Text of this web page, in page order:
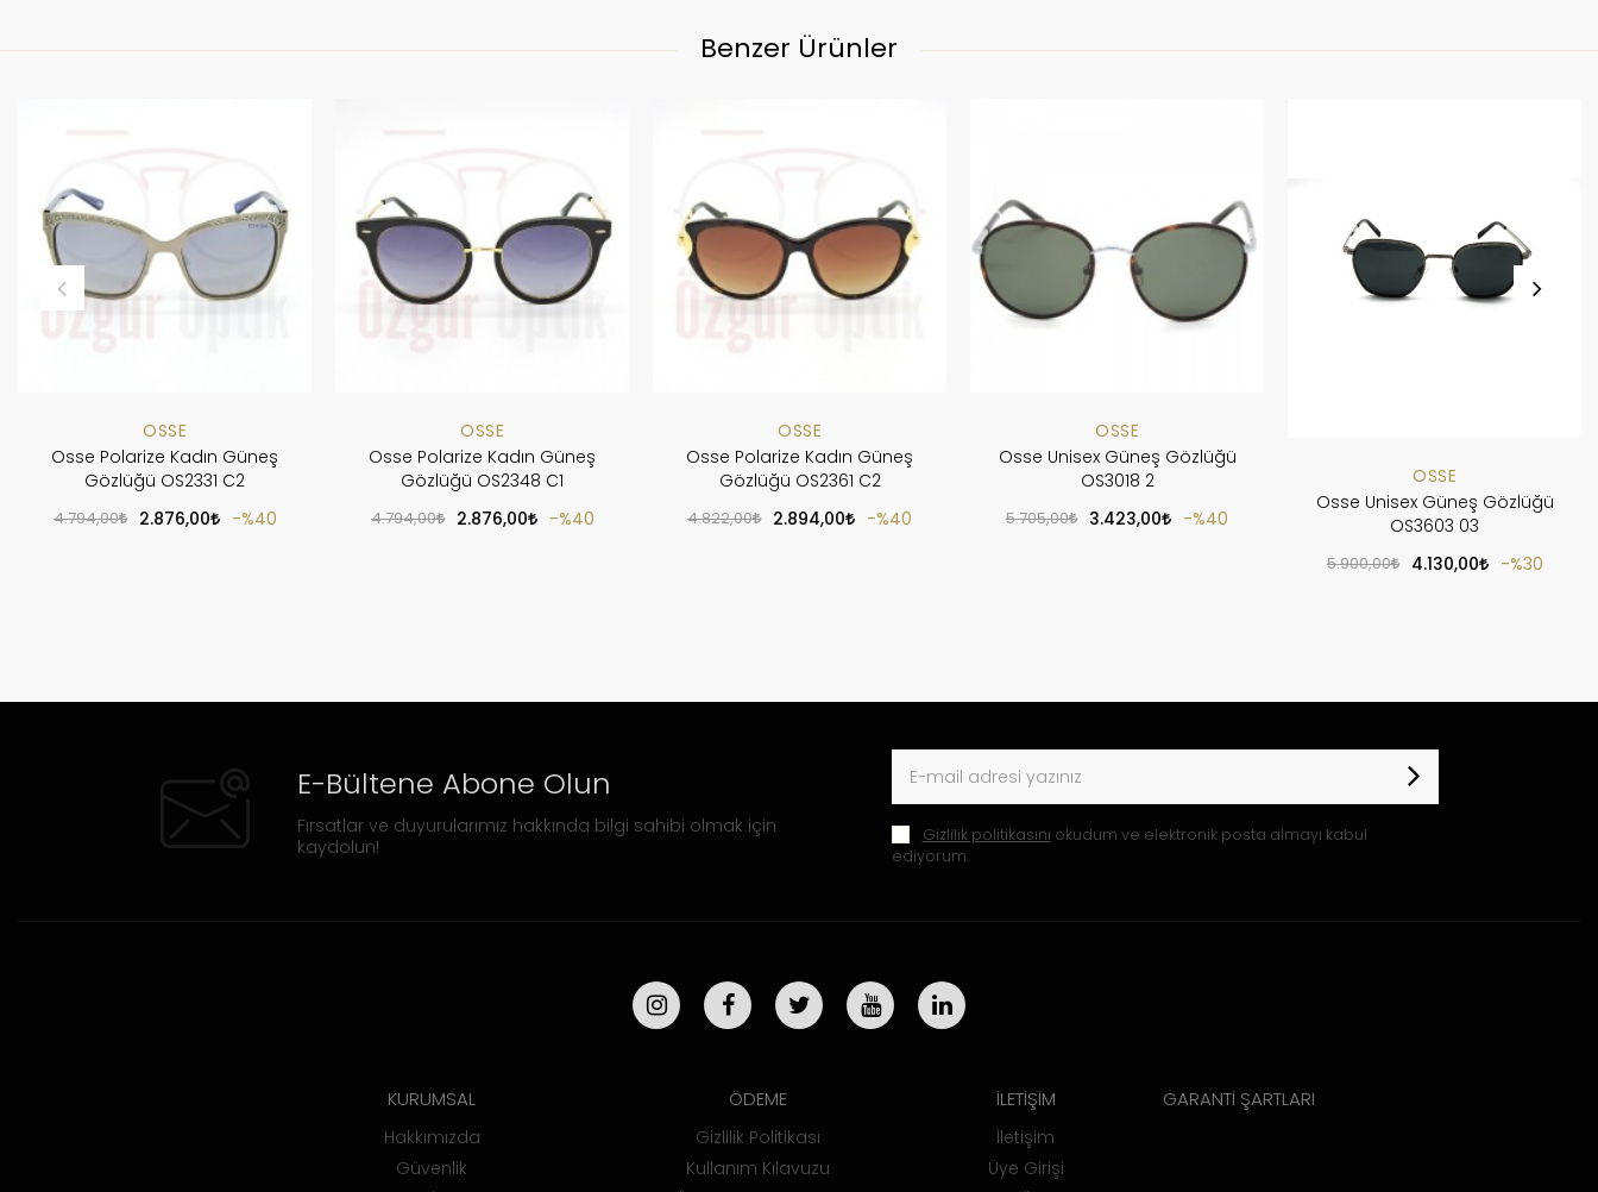
Benzer Ürünler
OSSE
Osse Polarize Kadın Güneş
Gözlüğü OS2331 C2
4.794,00 2.876,00 %40
OSSE
Osse Polarize Kadın Güneş
Gözlüğü OS2348 C1
4.794,00 2.876,00 %40
OSSE
Osse Polarize Kadın Güneş
Gözlüğü OS2361 C2
4.822,00 2.894,00 %40
OSSE
Osse Unisex Güneş Gözlüğü
OS3018 2
5.705,00 3.423,00 %40
OSSE
Osse Unisex Güneş Gözlüğü
OS3603 03
5.900,00 4.130,00 %30
E-Bültene Abone Olun
Fırsatlar ve duyurularımız hakkında bilgi sahibi olmak için
kaydolun!
Gizlilik politikasını okudum ve elektronik posta almayı kabul
ediyorum.
KURUMSAL
Hakkımızda
Güvenlik
ÖDEME
Gizlilik Politikası
Kullanım Kılavuzu
İLETİŞİM
İletişim
Üye Girişi
GARANTİ ŞARTLARI